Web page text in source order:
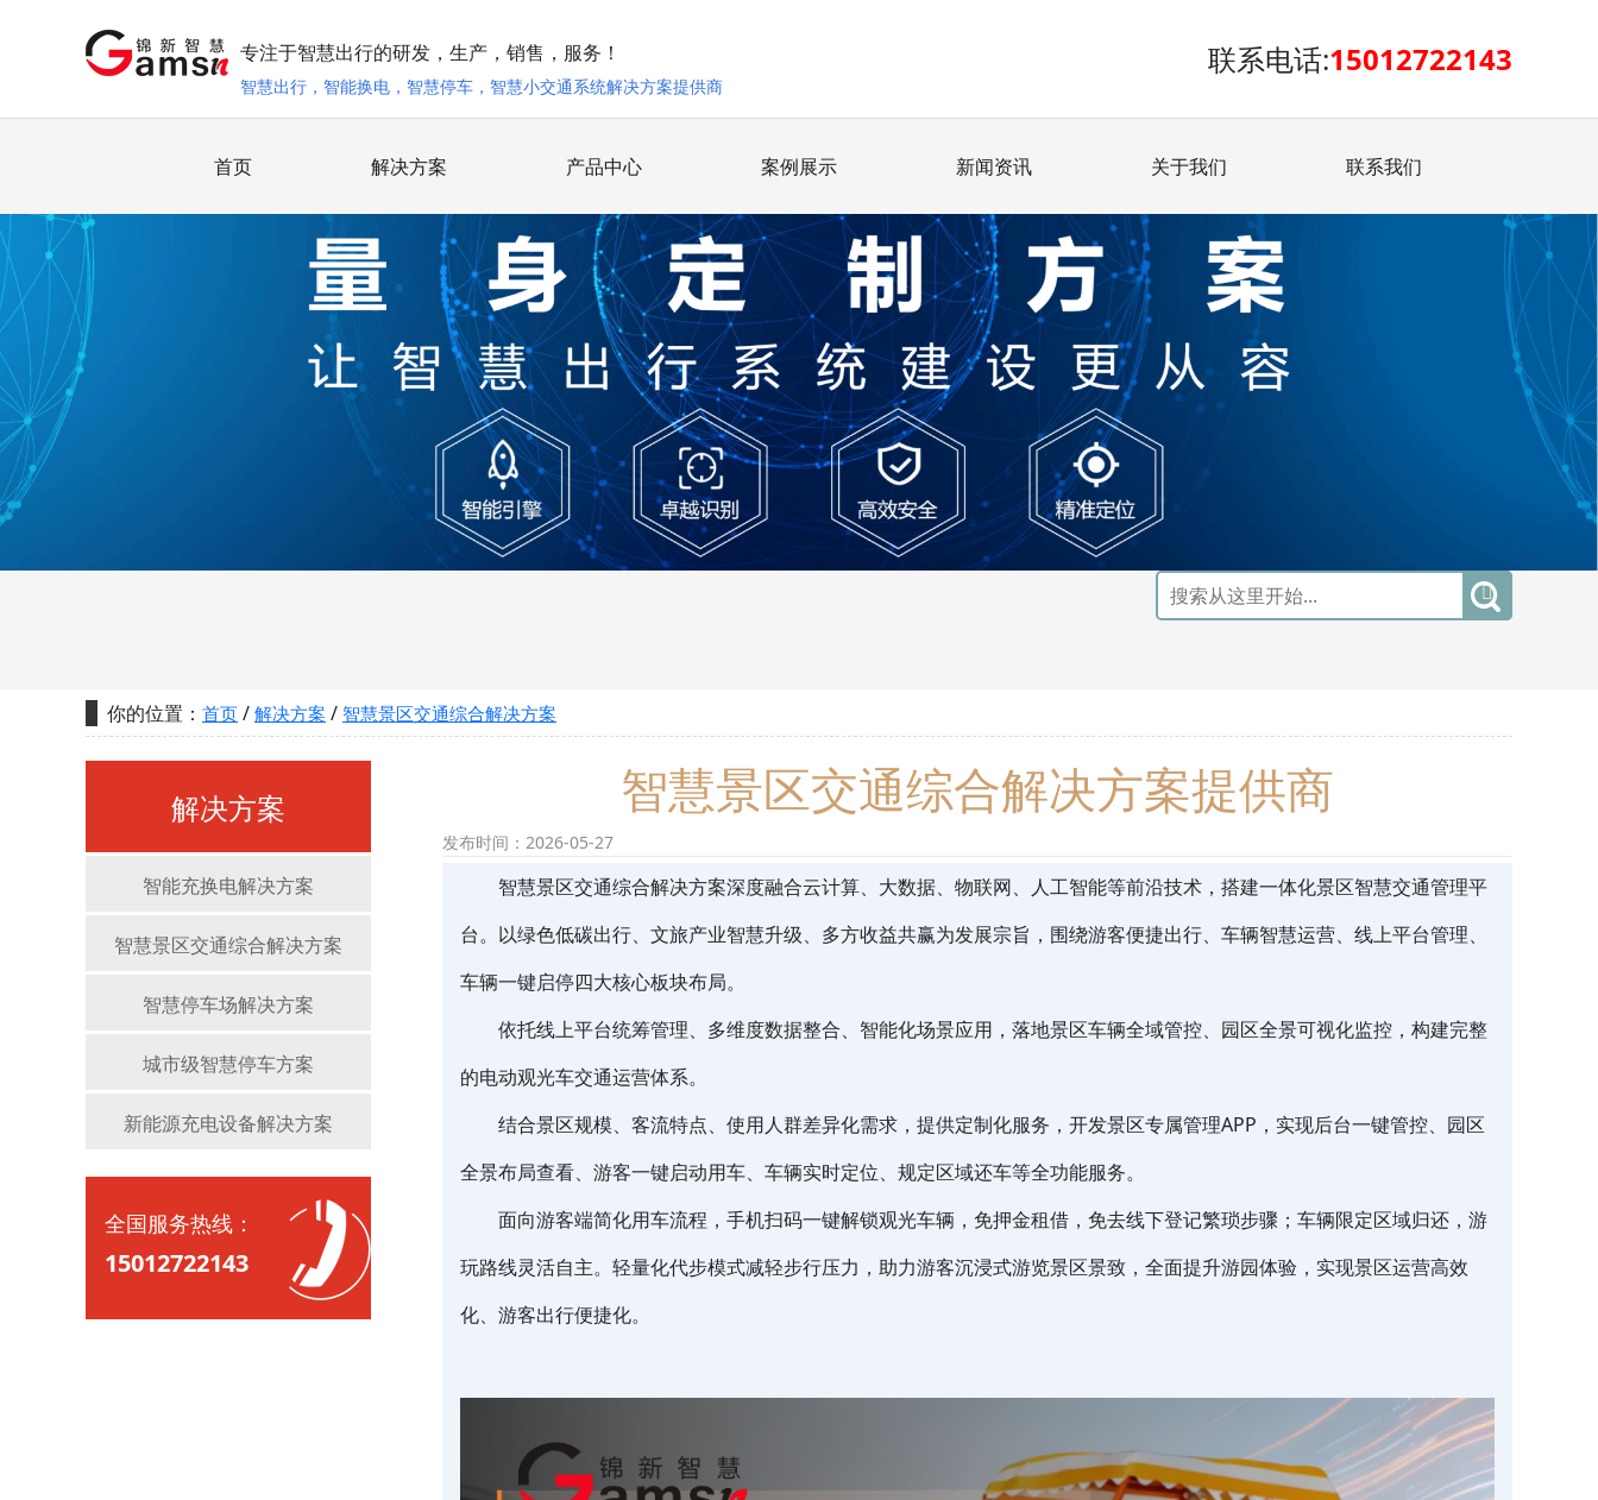
专注于智慧出行的研发，生产，销售，服务！
智慧出行，智能换电，智慧停车，智慧小交通系统解决方案提供商
联系电话:15012722143
首页 解决方案 产品中心 案例展示 新闻资讯 关于我们 联系我们
你的位置： 首页 / 解决方案 / 智慧景区交通综合解决方案
解决方案
智能充换电解决方案
智慧景区交通综合解决方案
智慧停车场解决方案
城市级智慧停车方案
新能源充电设备解决方案
全国服务热线：
15012722143
智慧景区交通综合解决方案提供商
发布时间：2026-05-27
智慧景区交通综合解决方案深度融合云计算、大数据、物联网、人工智能等前沿技术，搭建一体化景区智慧交通管理平
台。以绿色低碳出行、文旅产业智慧升级、多方收益共赢为发展宗旨，围绕游客便捷出行、车辆智慧运营、线上平台管理、
车辆一键启停四大核心板块布局。
依托线上平台统筹管理、多维度数据整合、智能化场景应用，落地景区车辆全域管控、园区全景可视化监控，构建完整
的电动观光车交通运营体系。
结合景区规模、客流特点、使用人群差异化需求，提供定制化服务，开发景区专属管理APP，实现后台一键管控、园区
全景布局查看、游客一键启动用车、车辆实时定位、规定区域还车等全功能服务。
面向游客端简化用车流程，手机扫码一键解锁观光车辆，免押金租借，免去线下登记繁琐步骤；车辆限定区域归还，游
玩路线灵活自主。轻量化代步模式减轻步行压力，助力游客沉浸式游览景区景致，全面提升游园体验，实现景区运营高效
化、游客出行便捷化。